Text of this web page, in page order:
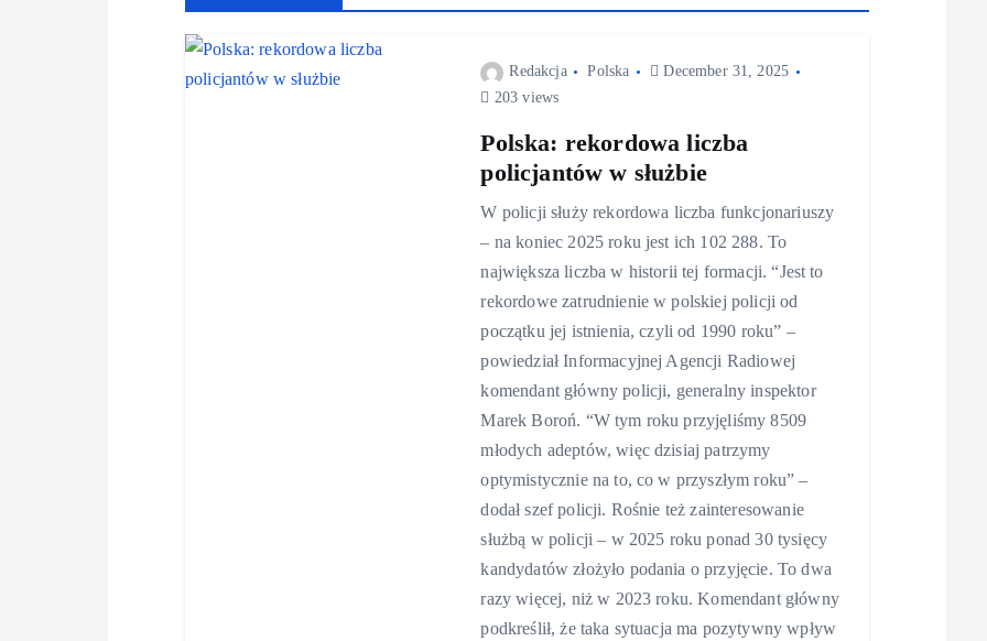
Redakcja Polska
December 31, 2025
203 views
Polska: rekordowa liczba
policjantów w służbie
W policji służy rekordowa liczba funkcjonariuszy
– na koniec 2025 roku jest ich 102 288. To
największa liczba w historii tej formacji. “Jest to
rekordowe zatrudnienie w polskiej policji od
początku jej istnienia, czyli od 1990 roku” –
powiedział Informacyjnej Agencji Radiowej
komendant główny policji, generalny inspektor
Marek Boroń. “W tym roku przyjęliśmy 8509
młodych adeptów, więc dzisiaj patrzymy
optymistycznie na to, co w przyszłym roku” –
dodał szef policji. Rośnie też zainteresowanie
służbą w policji – w 2025 roku ponad 30 tysięcy
kandydatów złożyło podania o przyjęcie. To dwa
razy więcej, niż w 2023 roku. Komendant główny
podkreślił, że taka sytuacja ma pozytywny wpływ